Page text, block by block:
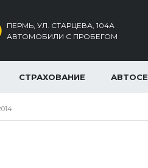
ПЕРМЬ, УЛ. СТАРЦЕВА, 104А
АВТОМОБИЛИ С ПРОБЕГОМ
СТРАХОВАНИЕ